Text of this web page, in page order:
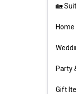
🏡
Party
Gift